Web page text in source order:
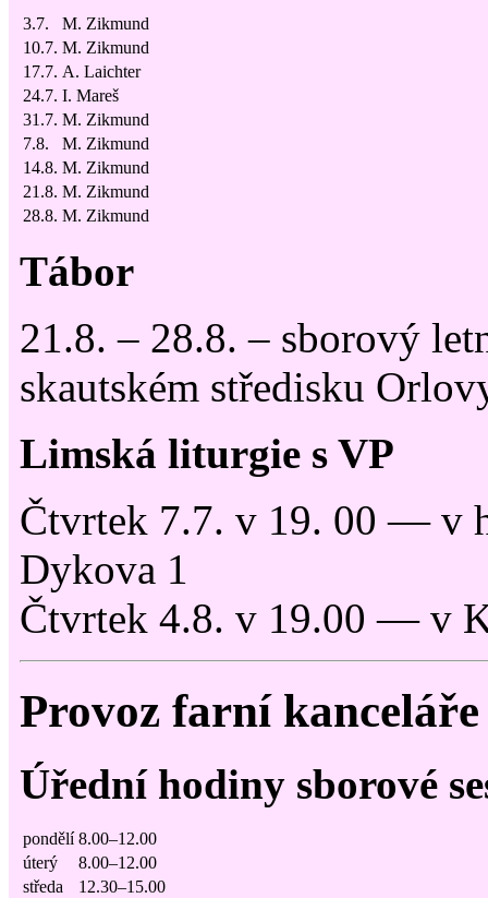
3.7.
M. Zikmund
10.7. M. Zikmund
17.7. A. Laichter
24.7. I. Mareš
31.7. M. Zikmund
7.8.
M. Zikmund
14.8. M. Zikmund
21.8. M. Zikmund
28.8. M. Zikmund
Tábor
21.8. – 28.8. – sborový
skautském středisku
Limská liturgie s VP
Čtvrtek 7.7. v 19. 00 — v
Dykova 1
Čtvrtek 4.8. v 19.00 — v
Provoz farní kanceláře
Úřední hodiny sborové
pondělí 8.00–12.00
úterý
8.00–12.00
středa
12.30–15.00